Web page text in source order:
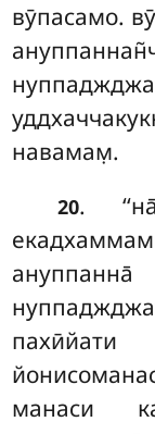
вӯпасамо.
навамам̣.
20.
пахӣйати
манаси